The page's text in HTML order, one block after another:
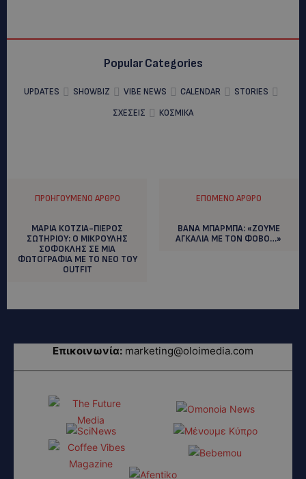
Popular Categories
UPDATES SHOWBIZ VIBE NEWS CALENDAR
STORIES
ΣΧΕΣΕΙΣ
ΚΟΣΜΙΚΑ
ΠΡΟΗΓΟΎΜΕΝΟ ΆΡΘΡΟ
ΜΑΡΙΑ ΚΟΤΖΙΑ-ΠΙΕΡΟΣ
ΣΩΤΗΡΙΟΥ: Ο MIΚΡΟΥΛΗΣ
ΣΟΦΟΚΛΗΣ ΣΕ ΜΙΑ
ΦΩΤΟΓΡΑΦΙΑ ΜΕ ΤΟ ΝΕΟ ΤΟΥ
ΟUTFIT
ΕΠΌΜΕΝΟ ΆΡΘΡΟ
BANA MΠΑΡΜΠΑ: «ΖΟΥΜΕ
ΑΓΚΑΛΙΑ ΜΕ ΤΟΝ ΦΟΒΟ…»
Επικοινωνία: marketing@oloimedia.com